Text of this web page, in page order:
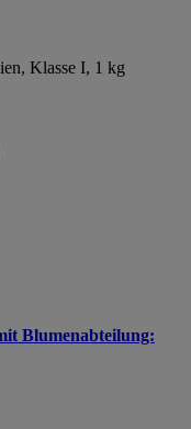
Klasse I, 1 kg
Blumenabteilung: